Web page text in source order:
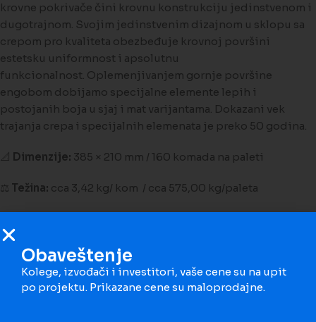
krovne pokrivače čini krovnu konstrukciju jedinstvenom i
dugotrajnom. Svojim jedinstvenim dizajnom u sklopu sa
crepom pro kvaliteta obezbeđuje krovnoj površini
estetsku uniformnost i apsolutnu
funkcionalnost. Oplemenjivanjem gornje površine
engobom dobijamo specijalne elemente lepih i
postojanih boja u sjaj i mat varijantama. Dokazani vek
trajanja crepa i specijalnih elemenata je preko 50 godina.
📐 Dimenzije: 385 × 210 mm / 160 komada na paleti
⚖️ Težina: cca 3,42 kg/ kom / cca 575,00 kg/paleta
Porez je uključen u cenu. Cena je po kom
Obaveštenje
Kolege, izvođači i investitori, vaše cene su na upit
po projektu. Prikazane cene su maloprodajne.